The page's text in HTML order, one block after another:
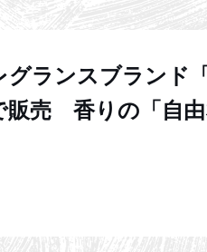
グランスブランド
販売 香りの「自由